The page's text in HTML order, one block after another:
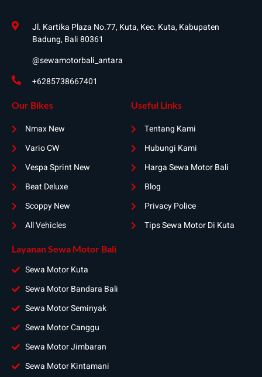
Jl. Kartika Plaza No.77, Kuta, Kec. Kuta, Kabupaten
Badung, Bali 80361
@sewamotorbali_antara
+6285738667401
Our Bikes
Nmax New
Vario CW
Vespa Sprint New
Beat Deluxe
Scoppy New
All Vehicles
Useful Links
Tentang Kami
Hubungi Kami
Harga Sewa Motor Bali
Blog
Privacy Police
Tips Sewa Motor Di Kuta
Layanan Sewa Motor Bali
Sewa Motor Kuta
Sewa Motor Bandara Bali
Sewa Motor Seminyak
Sewa Motor Canggu
Sewa Motor Jimbaran
Sewa Motor Kintamani